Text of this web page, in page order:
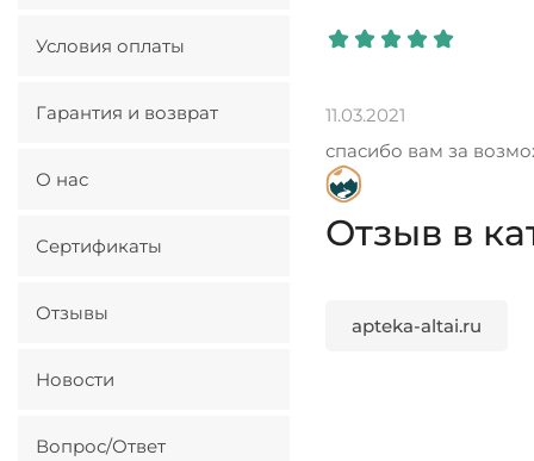
Условия оплаты
Гарантия и возврат
О нас
Сертификаты
Отзывы
Новости
Вопрос/Ответ
11.03.2021
спасибо вам за
Отзыв в
apteka-altai.ru